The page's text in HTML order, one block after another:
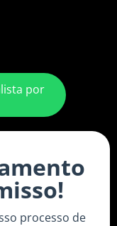
por
processo de